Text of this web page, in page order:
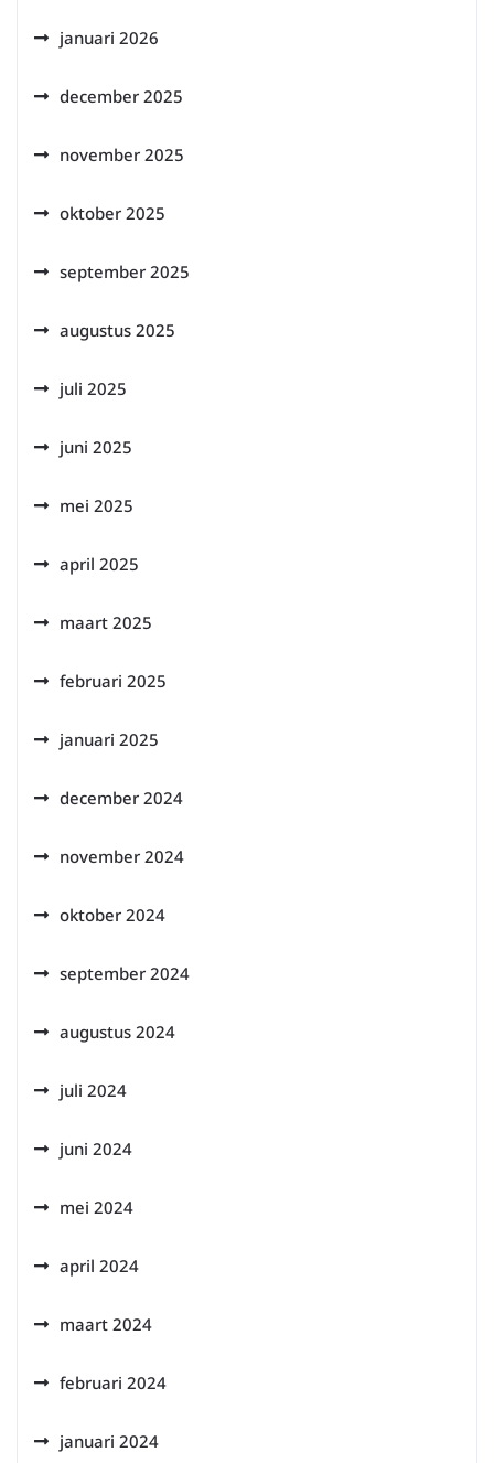
januari 2026
december 2025
november 2025
oktober 2025
september 2025
augustus 2025
juli 2025
juni 2025
mei 2025
april 2025
maart 2025
februari 2025
januari 2025
december 2024
november 2024
oktober 2024
september 2024
augustus 2024
juli 2024
juni 2024
mei 2024
april 2024
maart 2024
februari 2024
januari 2024